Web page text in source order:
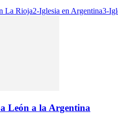
La Rioja2-Iglesia en Argentina3-
León a la Argentina